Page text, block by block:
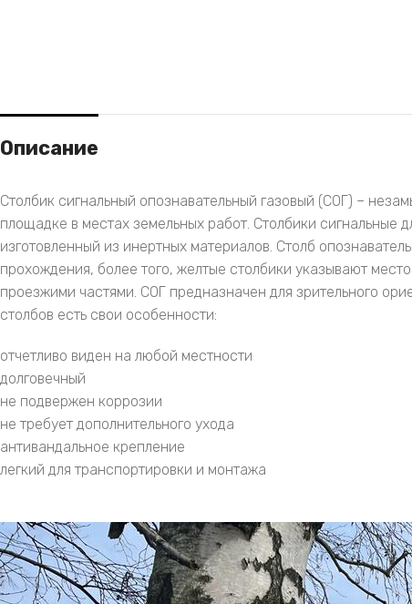
Описание
Столбик сигнальный опознавательный газовый (СОГ) –
площадке в местах земельных работ. Столбики сигнальные
изготовленный из инертных материалов. Столб
прохождения, более того, желтые столбики указывают
проезжими частями. СОГ предназначен для зрительного
столбов есть свои особенности:
отчетливо виден на любой местности
долговечный
не подвержен коррозии
не требует дополнительного ухода
антивандальное крепление
легкий для транспортировки и монтажа